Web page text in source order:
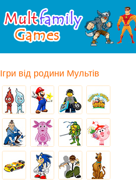
Ігри від родини Мультів